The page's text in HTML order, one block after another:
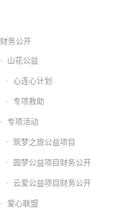
财务公开
山花公益
心连心计划
专项救助
专项活动
筑梦之旅公益项目
圆梦公益项目财务公开
云爱公益项目财务公开
爱心联盟